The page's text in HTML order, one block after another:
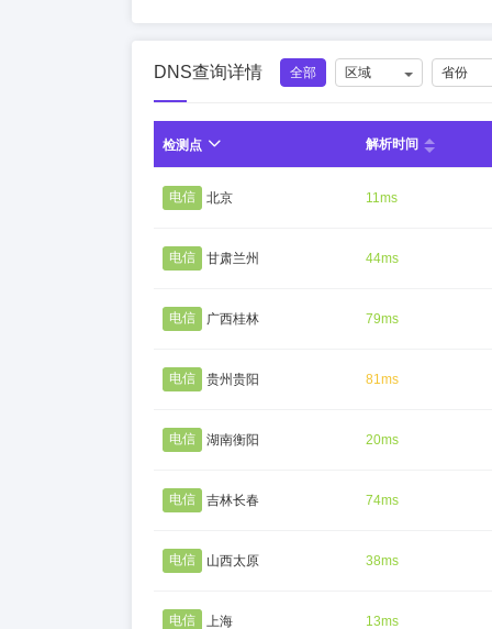
DNS查询详情 全部 区域 省份
检测点 解析时间
电信 北京 11ms
电信 甘肃兰州 44ms
电信 广西桂林 79ms
电信 贵州贵阳 81ms
电信 湖南衡阳 20ms
电信 吉林长春 74ms
电信 山西太原 38ms
电信 上海 13ms